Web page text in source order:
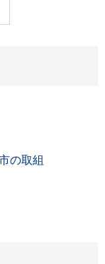
の取組